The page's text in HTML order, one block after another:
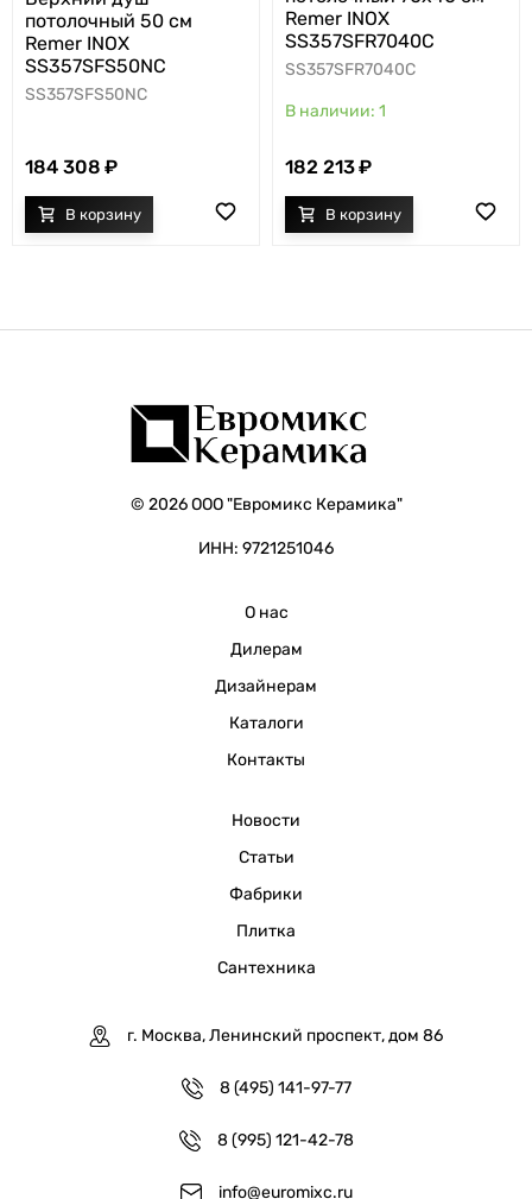
потолочный 50 см
Remer INOX
SS357SFS50NC
SS357SFS50NC
184 308
Remer INOX
SS357SFR7040C
SS357SFR7040C
1
182 213
© 2026 ООО "Евромикс Керамика"
ИНН: 9721251046
О нас
Дилерам
Дизайнерам
Каталоги
Контакты
Новости
Статьи
Фабрики
Плитка
Сантехника
г. Москва, Ленинский проспект, дом 86
8 (495) 141-97-77
8 (995) 121-42-78
info@euromixc.ru